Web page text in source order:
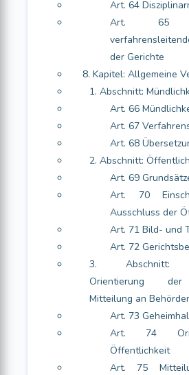
Art. 64
Art. 65
der Gerichte
8. Kapitel: Allgemeine
1. Abschnitt:
Art. 66
Art. 67
Art. 68
2. Abschnitt:
Art. 69
Art. 70
Ausschluss der
Art. 71 Bild- und
Art. 72
3. Abschnitt:
Orientierung der
Mitteilung an
Art. 73
Art. 74
Öffentlichkeit
Art. 75